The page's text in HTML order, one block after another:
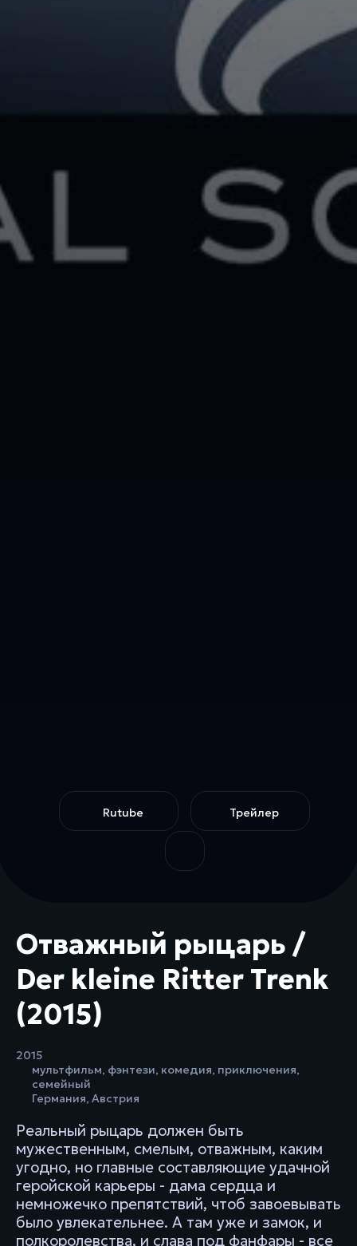
Rutube Трейлер
Отважный рыцарь /
Der kleine Ritter Trenk
(2015)
2015
мультфильм, фэнтези, комедия, приключения,
семейный
Германия, Австрия
Реальный рыцарь должен быть
мужественным, смелым, отважным, каким
угодно, но главные составляющие удачной
геройской карьеры - дама сердца и
немножечко препятствий, чтоб завоевывать
было увлекательнее. А там уже и замок, и
полкоролевства, и слава под фанфары - все